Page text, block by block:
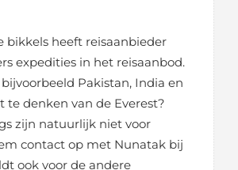
bikkels heeft reisaanbieder
expedities in het reisaanbod.
Pakistan, India en
te denken van de Everest?
zijn natuurlijk niet voor
contact op met Nunatak bij
ook voor de andere